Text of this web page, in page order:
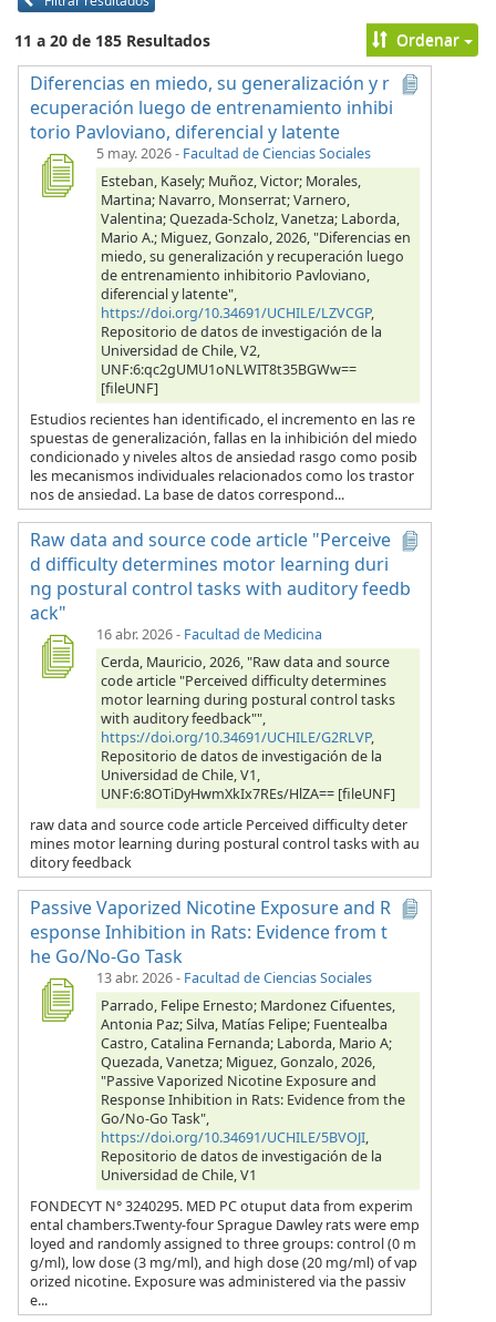
11 a 20 de 185 Resultados Ordenar
Diferencias en miedo, su generalización y r
ecuperación luego de entrenamiento inhibi
torio Pavloviano, diferencial y latente
5 may. 2026- Facultad de Ciencias Sociales
Esteban, Kasely; Muñoz, Victor; Morales,
Martina; Navarro, Monserrat; Varnero,
Valentina; Quezada-Scholz, Vanetza; Laborda,
Mario A.; Miguez, Gonzalo, 2026, "Diferencias en
miedo, su generalización y recuperación luego
de entrenamiento inhibitorio Pavloviano,
diferencial y latente",
https://doi.org/10.34691/UCHILE/LZVCGP,
Repositorio de datos de investigación de la
Universidad de Chile, V2,
UNF:6:qc2gUMU1oNLWIT8t35BGWw==
[fileUNF]
Estudios recientes han identificado, el incremento en las re
spuestas de generalización, fallas en la inhibición del miedo
condicionado y niveles altos de ansiedad rasgo como posib
les mecanismos individuales relacionados como los trastor
nos de ansiedad. La base de datos correspond...
Raw data and source code article "Perceive
d difficulty determines motor learning duri
ng postural control tasks with auditory feedb
ack"
16 abr. 2026- Facultad de Medicina
Cerda, Mauricio, 2026, "Raw data and source
code article "Perceived difficulty determines
motor learning during postural control tasks
with auditory feedback"",
https://doi.org/10.34691/UCHILE/G2RLVP,
Repositorio de datos de investigación de la
Universidad de Chile, V1,
UNF:6:8OTiDyHwmXkIx7REs/HlZA== [fileUNF]
raw data and source code article Perceived difficulty deter
mines motor learning during postural control tasks with au
ditory feedback
Passive Vaporized Nicotine Exposure and R
esponse Inhibition in Rats: Evidence from t
he Go/No-Go Task
13 abr. 2026- Facultad de Ciencias Sociales
Parrado, Felipe Ernesto; Mardonez Cifuentes,
Antonia Paz; Silva, Matías Felipe; Fuentealba
Castro, Catalina Fernanda; Laborda, Mario A;
Quezada, Vanetza; Miguez, Gonzalo, 2026,
"Passive Vaporized Nicotine Exposure and
Response Inhibition in Rats: Evidence from the
Go/No-Go Task",
https://doi.org/10.34691/UCHILE/5BVOJI,
Repositorio de datos de investigación de la
Universidad de Chile, V1
FONDECYT N° 3240295. MED PC otuput data from experim
ental chambers.Twenty-four Sprague Dawley rats were emp
loyed and randomly assigned to three groups: control (0 m
g/ml), low dose (3 mg/ml), and high dose (20 mg/ml) of vap
orized nicotine. Exposure was administered via the passiv
e...